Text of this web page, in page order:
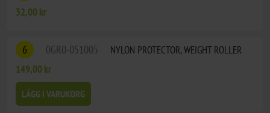
32,00 kr
6 0GR0-051005
NYLON PROTECTOR, WEIGHT ROLLER
149,00 kr
LÄGG I VARUKORG